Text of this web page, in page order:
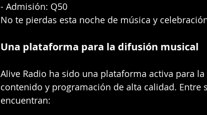
- Admisión: Q50
No te pierdas esta noche de música y
Una plataforma para la difusión musical
Alive Radio ha sido una plataforma activa para
contenido y programación de alta calidad. Entre
encuentran: